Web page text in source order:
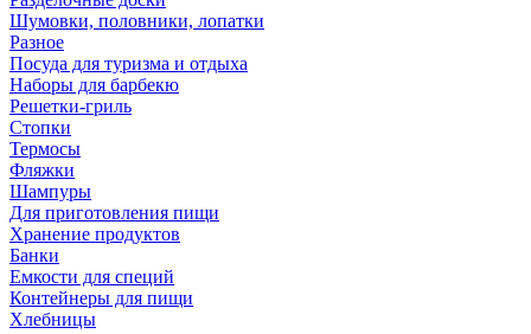
Шумовки, половники, лопатки
Разное
Посуда для туризма и отдыха
Наборы для барбекю
Решетки-гриль
Стопки
Термосы
Фляжки
Шампуры
Для приготовления пищи
Хранение продуктов
Банки
Емкости для специй
Контейнеры для пищи
Хлебницы